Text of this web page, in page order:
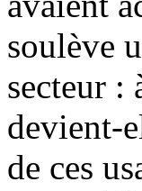
soulève
secteur :
devient-
de ces